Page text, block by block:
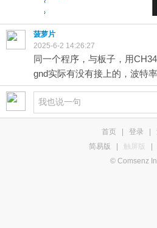
菠萝片
2025-6-2 14:26:27
同一个程序，与板子，用
gnd实际有没有接上的，波特
首页 登录
简易版
触屏版
© Comsenz